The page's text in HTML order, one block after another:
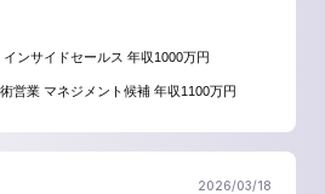
ンサイドセールス 年収1000万円
営業 マネジメント候補 年収1100万円
2026/03/18